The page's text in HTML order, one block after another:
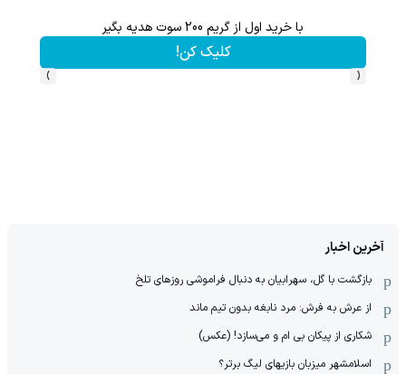
با خرید اول از گریم 200 سوت هدیه بگیر
کلیک کن!
‹
›
آخرین اخبار
بازگشت با گل، سهرابیان به دنبال فراموشی روزهای تلخ
از عرش به فرش: مرد نابغه‌ بدون تیم ماند
شکاری از پیکان بی ام و می‌سازد! (عکس)
اسلامشهر میزبان بازیهای لیگ برتر؟